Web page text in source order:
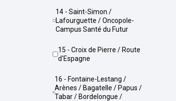
14 - Saint-Simon /
Lafourguette / Oncopole-
Campus Santé du Futur
15 - Croix de Pierre / Route
d'Espagne
16 - Fontaine-Lestang /
Arènes / Bagatelle / Papus /
Tabar / Bordelongue /